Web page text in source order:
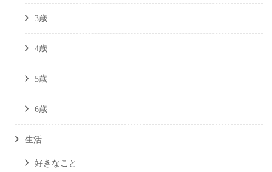
3歳
4歳
5歳
6歳
生活
好きなこと